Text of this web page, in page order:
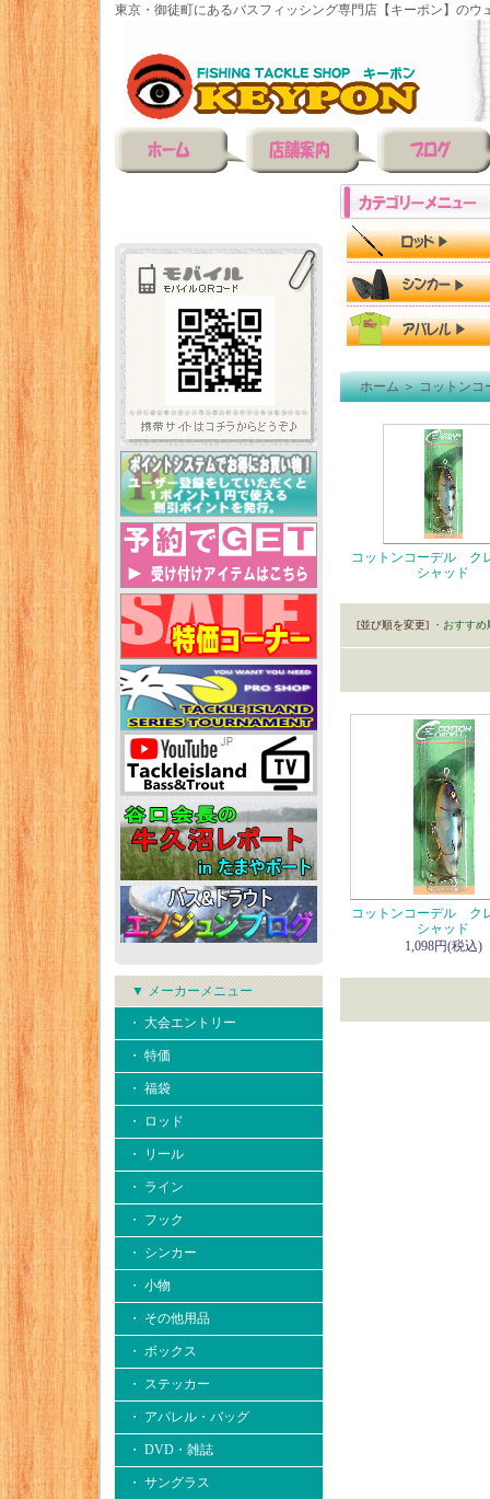
東京・御徒町にあるバスフィッシング専門店【キーポン】のウ
▼ メーカーメニュー
・ 大会エントリー
・ 特価
・ 福袋
・ ロッド
・ リール
・ ライン
・ フック
・ シンカー
・ 小物
・ その他用品
・ ボックス
・ ステッカー
・ アパレル・バッグ
・ DVD・雑誌
・ サングラス
ホーム＞コットンコ
コットンコーデル ク
シャッド
[並び順を変更] ・おすすめ
コットンコーデル ク
シャッド
1,098円(税込)